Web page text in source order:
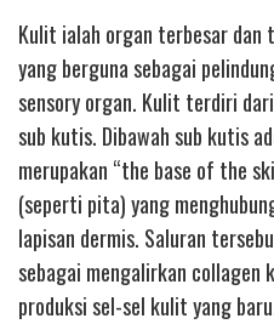
Kulit ialah organ terbesar dan
yang berguna sebagai
sensory organ. Kulit terdiri
sub kutis. Dibawah sub kutis
merupakan “the base of the
(seperti pita) yang
lapisan dermis. Saluran
sebagai mengalirkan collagen
produksi sel-sel kulit yang